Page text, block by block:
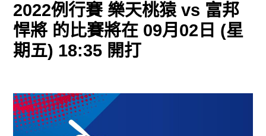
2022例行賽 樂天桃猿 vs 富邦
悍將 的比賽將在 09月02日 (星
期五) 18:35 開打